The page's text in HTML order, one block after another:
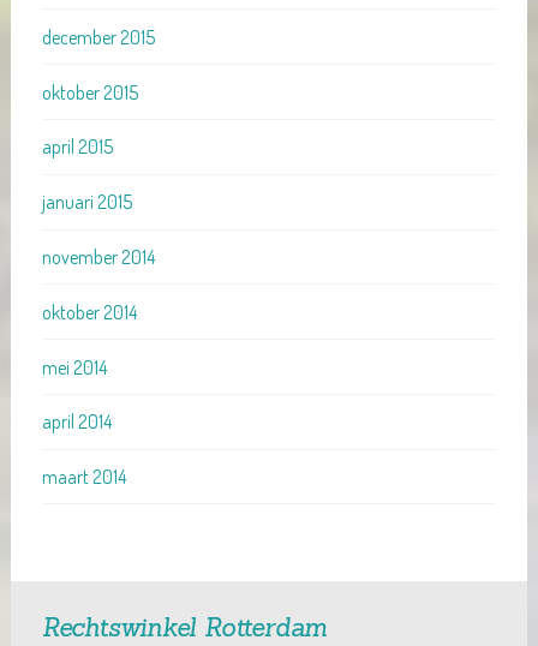
december 2015
oktober 2015
april 2015
januari 2015
november 2014
oktober 2014
mei 2014
april 2014
maart 2014
Rechtswinkel Rotterdam